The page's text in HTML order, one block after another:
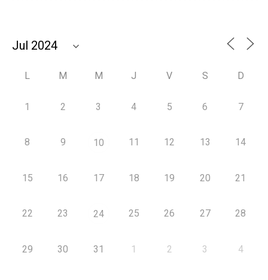
L M M J V S D
1 2 3 4 5 6 7
8 9 10 11 12 13 14
15 16 17 18 19 20 21
22 23 24 25 26 27 28
29 30 31 1 2 3 4